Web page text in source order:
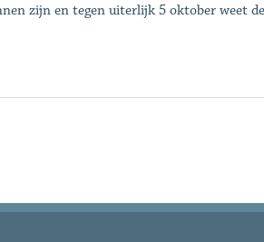
zijn en tegen uiterlijk 5 oktober weet